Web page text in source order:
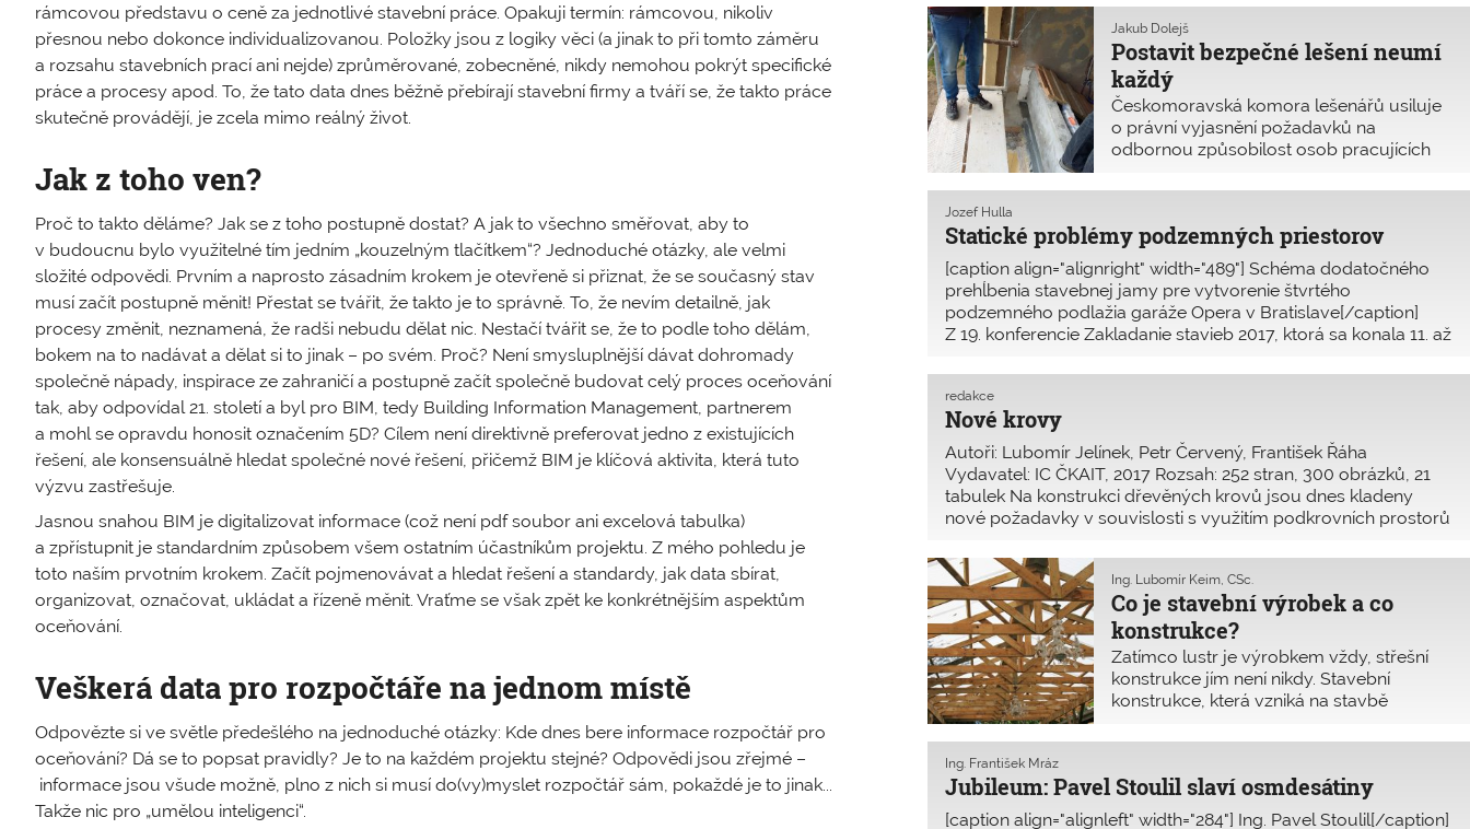
rámcovou představu o ceně za jednotlivé stavební práce. Opakuji termín: rámcovou, nikoliv
přesnou nebo dokonce individualizovanou. Položky jsou z logiky věci (a jinak to při tomto záměru
a rozsahu stavebních prací ani nejde) zprůměrované, zobecněné, nikdy nemohou pokrýt specifické
práce a procesy apod. To, že tato data dnes běžně přebírají stavební firmy a tváří se, že takto práce
skutečně provádějí, je zcela mimo reálný život.
Jak z toho ven?
Proč to takto děláme? Jak se z toho postupně dostat? A jak to všechno směřovat, aby to
v budoucnu bylo využitelné tím jedním „kouzelným tlačítkem“? Jednoduché otázky, ale velmi
složité odpovědi. Prvním a naprosto zásadním krokem je otevřeně si přiznat, že se současný stav
musí začít postupně měnit! Přestat se tvářit, že takto je to správně. To, že nevím detailně, jak
procesy změnit, neznamená, že radši nebudu dělat nic. Nestačí tvářit se, že to podle toho dělám,
bokem na to nadávat a dělat si to jinak – po svém. Proč? Není smysluplnější dávat dohromady
společně nápady, inspirace ze zahraničí a postupně začít společně budovat celý proces oceňování
tak, aby odpovídal 21. století a byl pro BIM, tedy Building Information Management, partnerem
a mohl se opravdu honosit označením 5D? Cílem není direktivně preferovat jedno z existujících
řešení, ale konsensuálně hledat společné nové řešení, přičemž BIM je klíčová aktivita, která tuto
výzvu zastřešuje.
Jasnou snahou BIM je digitalizovat informace (což není pdf soubor ani excelová tabulka)
a zpřístupnit je standardním způsobem všem ostatním účastníkům projektu. Z mého pohledu je
toto naším prvotním krokem. Začít pojmenovávat a hledat řešení a standardy, jak data sbírat,
organizovat, označovat, ukládat a řízeně měnit. Vraťme se však zpět ke konkrétnějším aspektům
oceňování.
Veškerá data pro rozpočtáře na jednom místě
Odpovězte si ve světle předešlého na jednoduché otázky: Kde dnes bere informace rozpočtář pro
oceňování? Dá se to popsat pravidly? Je to na každém projektu stejné? Odpovědi jsou zřejmé –
informace jsou všude možně, plno z nich si musí do(vy)myslet rozpočtář sám, pokaždé je to jinak...
Takže nic pro „umělou inteligenci“.
Pavelková vyslovuje názor, že pokud stavební úřad neuloží
zpracování dokumentace autorizPostavit bezpečné lešení neumí
každý
Jakub Dolejš
Českomoravská komora lešenářů usiluje
o právní vyjasnění požadavků na
odbornou způsobilost osob pracujících
konstrukcí. První autorizační zkoušky pro
techniky jsou naplánovány na duben 2018.
Statické problémy podzemných priestorov
Jozef Hulla
[caption align="alignright" width="489"] Schéma dodatočného
prehĺbenia stavebnej jamy pre vytvorenie štvrtého
podzemného podlažia garáže Opera v Bratislave[/caption]
Z 19. konferencie Zakladanie stavieb 2017, ktorá sa konala 11. až
Nové krovy
redakce
Autoři: Lubomír Jelínek, Petr Červený, František Řáha
Vydavatel: IC ČKAIT, 2017 Rozsah: 252 stran, 300 obrázků, 21
tabulek Na konstrukci dřevěných krovů jsou dnes kladeny
nové požadavky v souvislosti s využitím podkrovních prostorů
Co je stavební výrobek a co
konstrukce?
Ing. Lubomír Keim, CSc.
Zatímco lustr je výrobkem vždy, střešní
konstrukce jím není nikdy. Stavební
konstrukce, která vzniká na stavbě
stavebním dodavatelem podle projektové
za stavební výrobek.
Jubileum: Pavel Stoulil slaví osmdesátiny
Ing. František Mráz
[caption align="alignleft" width="284"] Ing. ­Pavel Stoulil[/caption]